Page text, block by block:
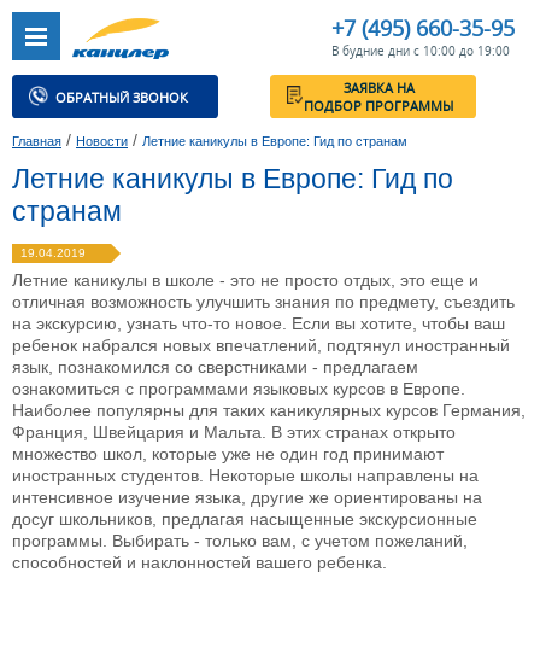
+7 (495) 660-35-95
В будние дни с 10:00 до 19:00
ОБРАТНЫЙ ЗВОНОК
ЗАЯВКА НА
ПОДБОР ПРОГРАММЫ
Главная / Новости / Летние каникулы в Европе: Гид по странам
Летние каникулы в Европе: Гид по
странам
19.04.2019
Летние каникулы в школе - это не просто отдых, это еще и
отличная возможность улучшить знания по предмету, съездить
на экскурсию, узнать что-то новое. Если вы хотите, чтобы ваш
ребенок набрался новых впечатлений, подтянул иностранный
язык, познакомился со сверстниками - предлагаем
ознакомиться с программами языковых курсов в Европе.
Наиболее популярны для таких каникулярных курсов Германия,
Франция, Швейцария и Мальта. В этих странах открыто
множество школ, которые уже не один год принимают
иностранных студентов. Некоторые школы направлены на
интенсивное изучение языка, другие же ориентированы на
досуг школьников, предлагая насыщенные экскурсионные
программы. Выбирать - только вам, с учетом пожеланий,
способностей и наклонностей вашего ребенка.